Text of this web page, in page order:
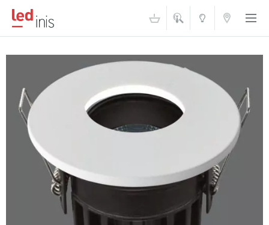
ŠVIESOS KONTAKTAI